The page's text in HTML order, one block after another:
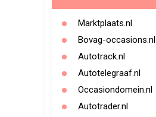
Marktplaats.nl
Bovag-occasions.nl
Autotrack.nl
Autotelegraaf.nl
Occasiondomein.nl
Autotrader.nl